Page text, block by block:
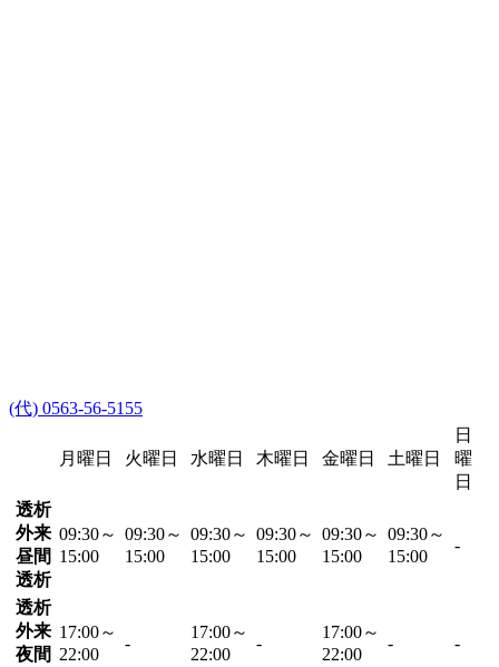
(代) 0563-56-5155
月曜日 火曜日 水曜日 木曜日 金曜日 土曜日
日
曜
日
透析
外来
昼間
透析
09:30～
15:00
09:30～
15:00
09:30～
15:00
09:30～
15:00
09:30～
15:00
09:30～
15:00
-
透析
外来
夜間
17:00～
22:00
-
17:00～
22:00
-
17:00～
22:00
- -